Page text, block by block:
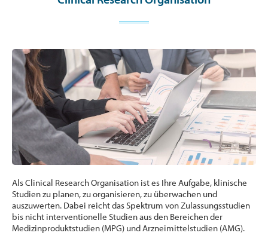
Als Clinical Research Organisation ist es Ihre Aufgabe, klinische
Studien zu planen, zu organisieren, zu überwachen und
auszuwerten. Dabei reicht das Spektrum von Zulassungsstudien
bis nicht interventionelle Studien aus den Bereichen der
Medizinproduktstudien (MPG) und Arzneimittelstudien (AMG).